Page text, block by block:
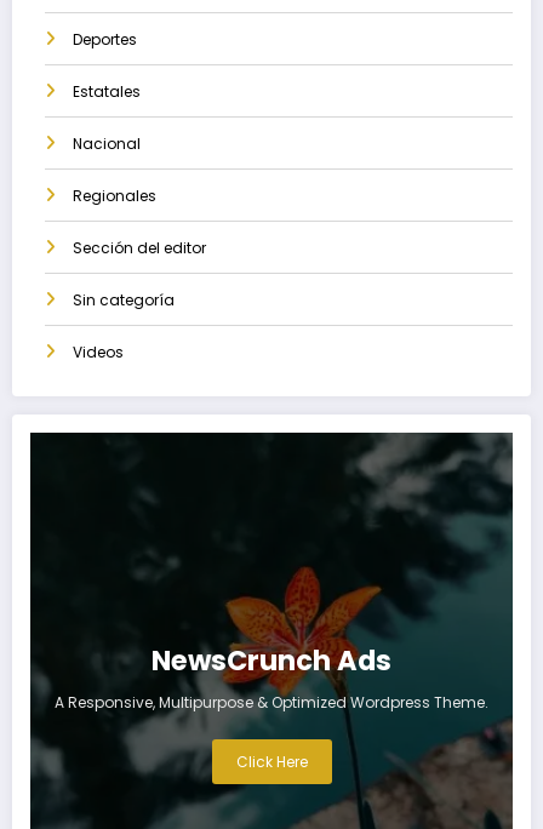
Deportes
Estatales
Nacional
Regionales
Sección del editor
Sin categoría
Videos
NewsCrunch Ads
A Responsive, Multipurpose & Optimized Wordpress Theme.
Click Here